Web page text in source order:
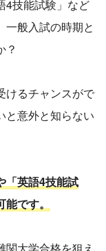
4技能試験」など
一般入試の時期と
？
けるチャンスがで
と意外と知らない
「英語4技能試
です。
大学合格を狙え